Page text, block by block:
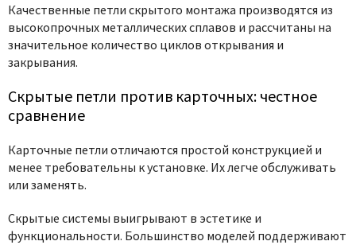
Качественные петли скрытого монтажа производятся из
высокопрочных металлических сплавов и рассчитаны на
значительное количество циклов открывания и
закрывания.
Скрытые петли против карточных: честное
сравнение
Карточные петли отличаются простой конструкцией и
менее требовательны к установке. Их легче обслуживать
или заменять.
Скрытые системы выигрывают в эстетике и
функциональности. Большинство моделей поддерживают